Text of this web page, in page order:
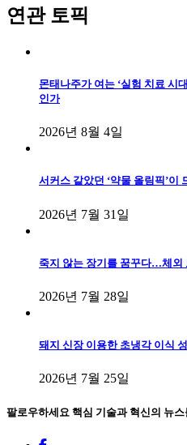
연관 토픽
몬태나주가 여는 ‘실험 치료 시
인가
2026년 8월 4일
서커스 같았던 ‘약물 올림픽’이
2026년 7월 31일
죽지 않는 장기를 꿈꾸다…체외
2026년 7월 28일
돼지 신장 이용한 초냉각 이식
2026년 7월 25일
팔로우하세요 핵심 기술과 혁신의 뉴스